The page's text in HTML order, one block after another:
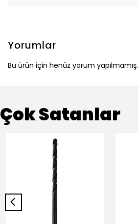
Yorumlar
Bu ürün için henüz yorum yapılmamış.
Çok Satanlar